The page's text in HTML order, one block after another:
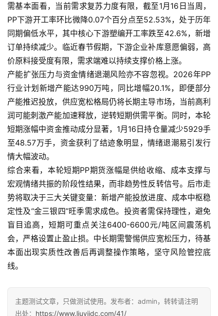
期
货
德
指
期
货
恒
指
期
货
期
货
开
户
白
银
期
货
指
需基本面看，当前需求复苏力度有限，截至1月16日当周，
PP下游开工率环比微降0.07个百分点至52.53%，处于历年
同期偏低水平，其中核心下游塑编开工率跌至42.6%，新增
订单持续减少。临近春节假期，下游企业补库意愿偏弱，高
价原料接受度有限，需求端难以持续支撑价格上涨。
产能扩张压力与资金情绪退潮风险亦不容忽视。2026年PP
行业计划新增产能达990万吨，同比增幅20.1%，即便部分
产能推迟投放，供应宽松格局仍将长期主导市场，当前高利
润可能刺激产能加速释放，逆转短期供需平衡。同时，本轮
短期涨幅中资金推动成分显著，1月16日持仓量减少5929手
至48.57万手，资金获利了结迹象明显，情绪退潮易引发行
情大幅波动。
综合来看，本轮短期PP期货涨幅是供给收缩、成本支撑与
宏观情绪共振的阶段性结果，而非趋势性反转信号。后市走
势将取决于三大关键变量：新增产能投放进度、成本中枢稳
定性及“金三银四”旺季需求成色。投资者需保持理性，避免
盲目追高，短期可重点关注6400-6600元/吨区间震荡机
会，严格设置止盈止损。中长期需警惕供应宽松压力，待基
本面出现实质性改善后再调整操作策略，坚守风险管控底
线。
主题测试文章，只做测试使用。发布者：admin，转转请注明
出处： https://www.liuyiidc.com/41/